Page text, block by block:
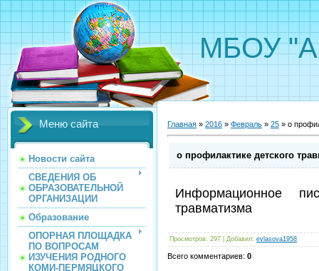
МБОУ
Меню сайта
Новости сайта
СВЕДЕНИЯ ОБ
ОБРАЗОВАТЕЛЬНОЙ
ОРГАНИЗАЦИИ
Образование
ОПОРНАЯ ПЛОЩАДКА
ПО ВОПРОСАМ
ИЗУЧЕНИЯ РОДНОГО
КОМИ-ПЕРМЯЦКОГО
Главная » 2016 » Февраль » 25 » о
о профилактике детского
Информационное
травматизма
Просмотров: 297 Добавил: evlasova1958
Всего комментариев: 0